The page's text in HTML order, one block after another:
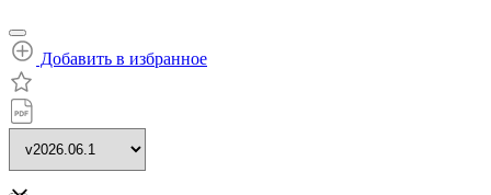
Добавить в избранное